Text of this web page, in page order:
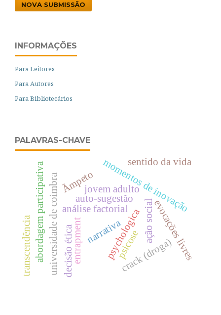
NOVA SUBMISSÃO
INFORMAÇÕES
Para Leitores
Para Autores
Para Bibliotecários
PALAVRAS-CHAVE
auto-sugestão ação social
universidade de coimbra psychologica
análise factorial
narrativa
momentos de inovação
entrapment evocações livres
jovem adulto
crack (droga)
abordagem participativa psicose
sentido da vida
transcendência
Ãmpeto
decisão ética